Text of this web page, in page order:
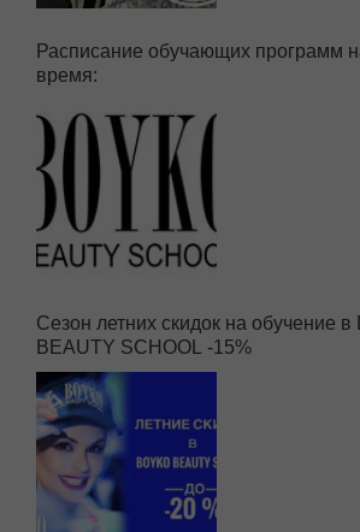
Расписание обучающих программ
время:
Сезон летних скидок на обучение в
BEAUTY SCHOOL -15%